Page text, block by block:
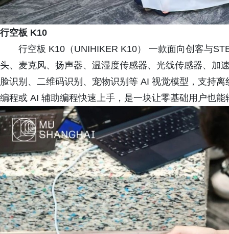
行空板 K10
行空板 K10（UNIHIKER K10） 一款面向创客与
头、麦克风、扬声器、温湿度传感器、光线传感器、加
脸识别、二维码识别、宠物识别等 AI 视觉模型，支持
编程或 AI 辅助编程快速上手，是一块让零基础用户也能